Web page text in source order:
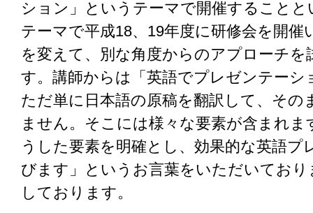
ション」というテーマで開催すること
テーマで平成18、19年度に研修会を開
を変えて、別な角度からのアプローチ
す。講師からは「英語でプレゼンテー
ただ単に日本語の原稿を翻訳して、そ
ません。そこには様々な要素が含まれ
うした要素を明確とし、効果的な英語
びます」というお言葉をいただいてお
しております。